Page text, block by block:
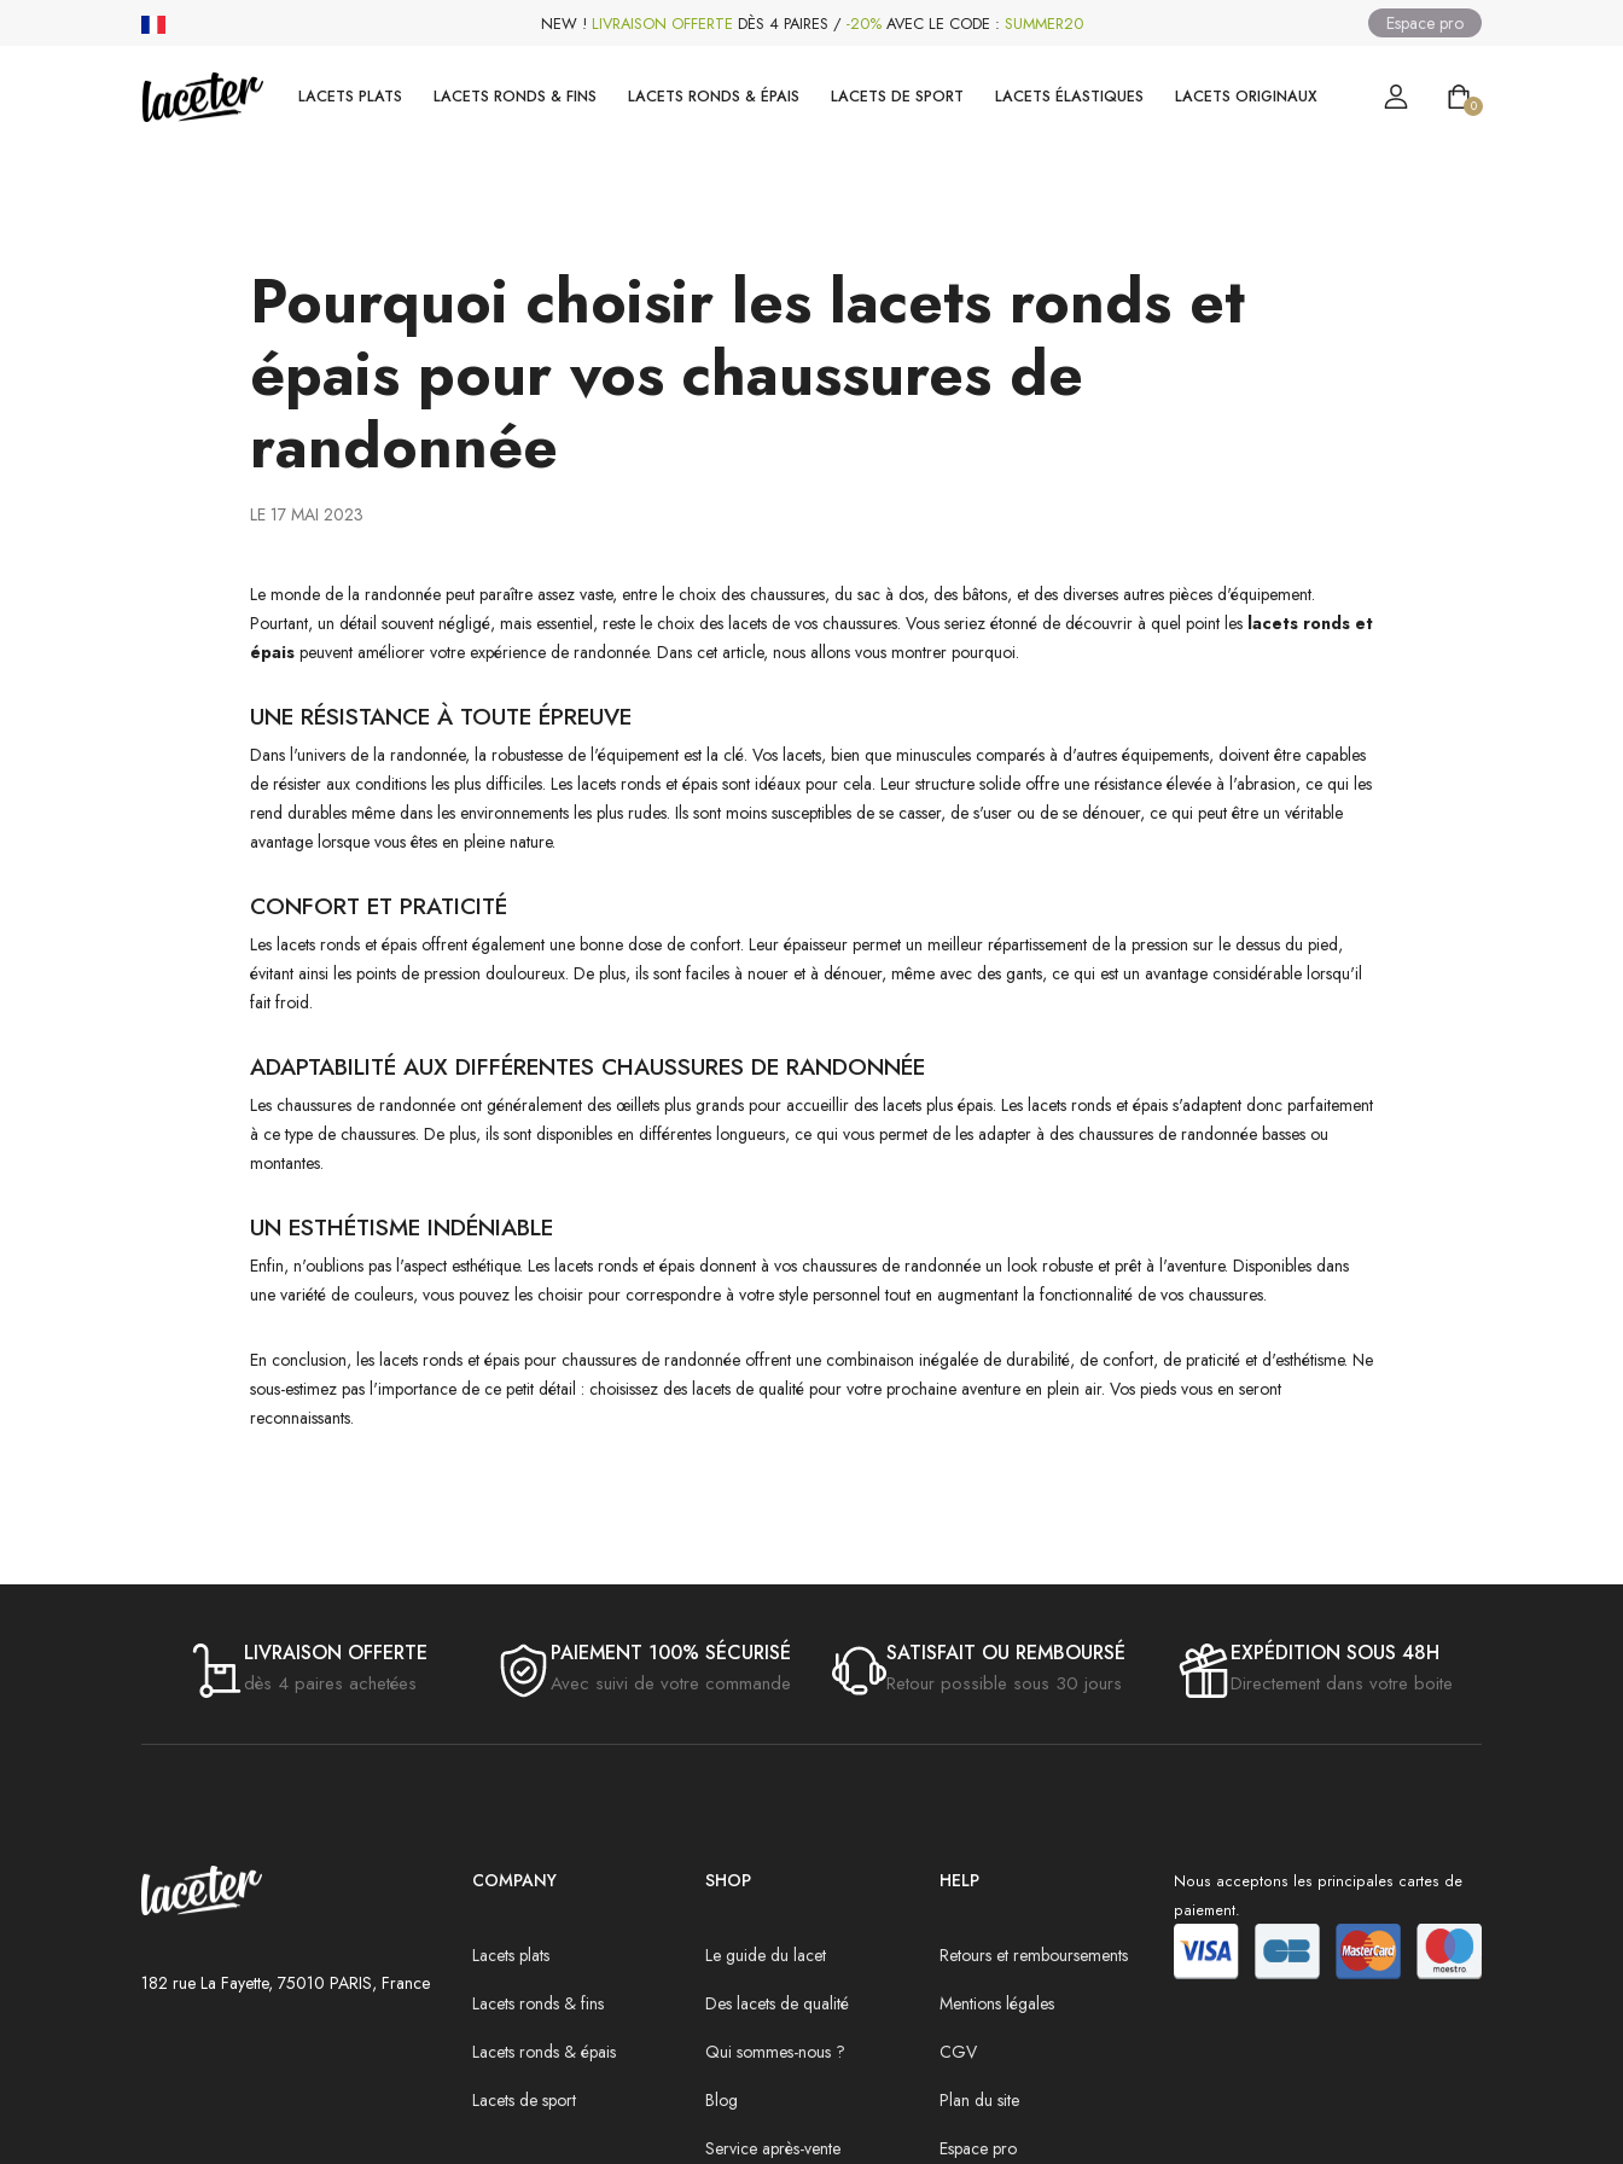
NEW ! LIVRAISON OFFERTE DÈS 4 PAIRES / -20%AVEC LE CODE : SUMMER20 Espace pro
LACETS PLATS LACETS RONDS & FINS LACETS RONDS & ÉPAIS LACETS DE SPORT LACETS ÉLASTIQUES LACETS ORIGINAUX 0
Pourquoi choisir les lacets ronds et
épais pour vos chaussures de
randonnée
LE 17 MAI 2023
Le monde de la randonnée peut paraître assez vaste, entre le choix des chaussures, du sac à dos, des bâtons, et des diverses autres pièces d'équipement.
Pourtant, un détail souvent négligé, mais essentiel, reste le choix des lacets de vos chaussures. Vous seriez étonné de découvrir à quel point les lacets ronds et
épais peuvent améliorer votre expérience de randonnée. Dans cet article, nous allons vous montrer pourquoi.
UNE RÉSISTANCE À TOUTE ÉPREUVE
Dans l'univers de la randonnée, la robustesse de l'équipement est la clé. Vos lacets, bien que minuscules comparés à d'autres équipements, doivent être capables
de résister aux conditions les plus difficiles. Les lacets ronds et épais sont idéaux pour cela. Leur structure solide offre une résistance élevée à l'abrasion, ce qui les
rend durables même dans les environnements les plus rudes. Ils sont moins susceptibles de se casser, de s'user ou de se dénouer, ce qui peut être un véritable
avantage lorsque vous êtes en pleine nature.
CONFORT ET PRATICITÉ
Les lacets ronds et épais offrent également une bonne dose de confort. Leur épaisseur permet un meilleur répartissement de la pression sur le dessus du pied,
évitant ainsi les points de pression douloureux. De plus, ils sont faciles à nouer et à dénouer, même avec des gants, ce qui est un avantage considérable lorsqu'il
fait froid.
ADAPTABILITÉ AUX DIFFÉRENTES CHAUSSURES DE RANDONNÉE
Les chaussures de randonnée ont généralement des œillets plus grands pour accueillir des lacets plus épais. Les lacets ronds et épais s'adaptent donc parfaitement
à ce type de chaussures. De plus, ils sont disponibles en différentes longueurs, ce qui vous permet de les adapter à des chaussures de randonnée basses ou
montantes.
UN ESTHÉTISME INDÉNIABLE
Enfin, n'oublions pas l'aspect esthétique. Les lacets ronds et épais donnent à vos chaussures de randonnée un look robuste et prêt à l'aventure. Disponibles dans
une variété de couleurs, vous pouvez les choisir pour correspondre à votre style personnel tout en augmentant la fonctionnalité de vos chaussures.
En conclusion, les lacets ronds et épais pour chaussures de randonnée offrent une combinaison inégalée de durabilité, de confort, de praticité et d'esthétisme. Ne
sous-estimez pas l'importance de ce petit détail : choisissez des lacets de qualité pour votre prochaine aventure en plein air. Vos pieds vous en seront
reconnaissants.
LIVRAISON OFFERTE
dès 4 paires achetées
PAIEMENT 100% SÉCURISÉ
Avec suivi de votre commande
SATISFAIT OU REMBOURSÉ
Retour possible sous 30 jours
EXPÉDITION SOUS 48H
Directement dans votre boite
182 rue La Fayette, 75010 PARIS, France
COMPANY
Lacets plats
Lacets ronds & fins
Lacets ronds & épais
Lacets de sport
SHOP
Le guide du lacet
Des lacets de qualité
Qui sommes-nous ?
Blog
Service après-vente
HELP
Retours et remboursements
Mentions légales
CGV
Plan du site
Espace pro
Nous acceptons les principales cartes de
paiement.